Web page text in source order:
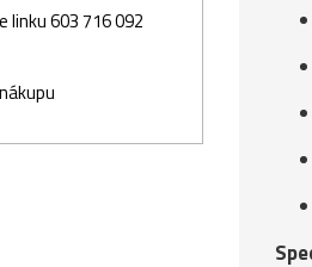
linku 603 716 092